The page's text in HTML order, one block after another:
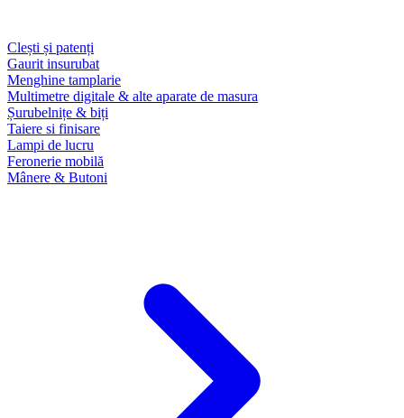
Clești și patenți
Gaurit insurubat
Menghine tamplarie
Multimetre digitale & alte aparate de masura
Șurubelnițe & biți
Taiere si finisare
Lampi de lucru
Feronerie mobilă
Mânere & Butoni